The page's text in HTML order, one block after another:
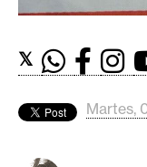
o
𝕏
Martes,